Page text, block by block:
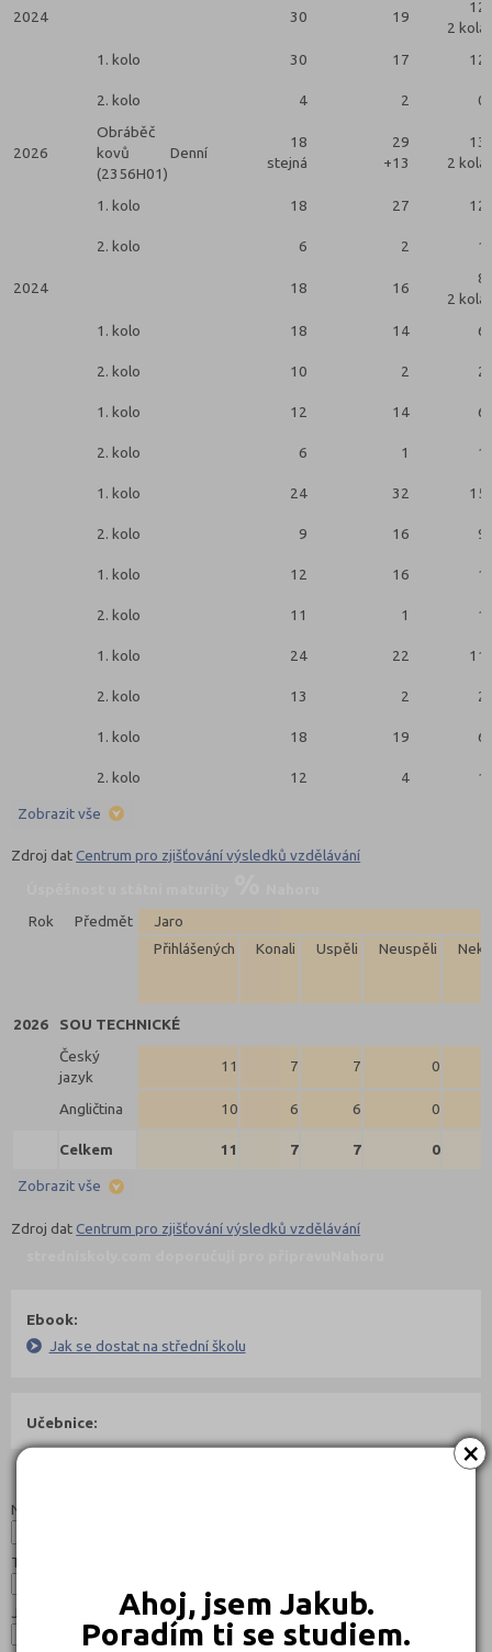
×
Ahoj, jsem Jakub.
Poradím ti se studiem.
2024 30 19
12
2 kola
1. kolo
30 17 12
2. kolo 4 2 0
2026
Obráběč
kovů
(2356H01)
Denní
18
stejná
29
+13
13
2 kola
1. kolo 18 27 12
2. kolo 6 2 1
2024 18 16
8
2 kola
1. kolo
18 14 6
2. kolo 10 2 2
1. kolo 12 14 6
2. kolo 6 1 1
1. kolo 24 32 15
2. kolo 9 16 9
1. kolo 12 16 1
2. kolo 11 1 1
1. kolo 24 22 11
2. kolo 13 2 2
1. kolo 18 19 6
2. kolo 12 4 1
Zobrazit vše
Zdroj datCentrum pro zjišťování výsledků vzdělávání
Rok
Předmět
Jaro
Přihlášených
Konali Uspěli Neuspěli
2026
SOU TECHNICKÉ
Český
jazyk
11 7 7 0
Angličtina 10 6 6 0
Celkem 11 7 7 0
Zobrazit vše
Zdroj datCentrum pro zjišťování výsledků vzdělávání
Ebook:
Jak se dostat na střední školu
Učebnice:
Název:
Typ:
Jazyk: